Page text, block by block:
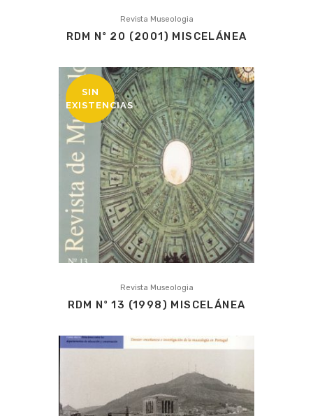
Revista Museologia
RDM Nº 20 (2001) MISCELÁNEA
SIN
EXISTENCIAS
Revista Museologia
RDM Nº 13 (1998) MISCELÁNEA